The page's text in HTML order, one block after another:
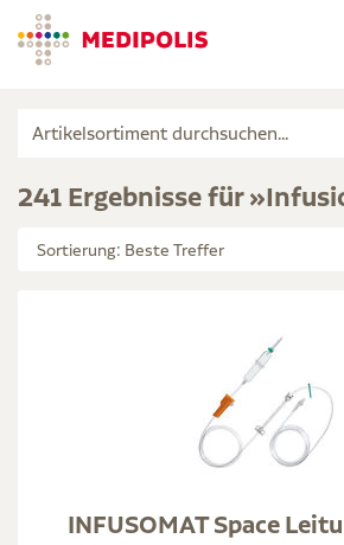
241 Ergebnisse für
Sortierung: Beste Treffer
INFUSOMAT Space